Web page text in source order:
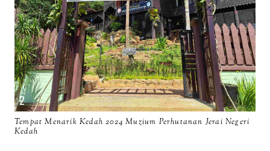
Tempat Menarik Kedah 2024 Muzium Perhutanan Jerai Negeri
Kedah